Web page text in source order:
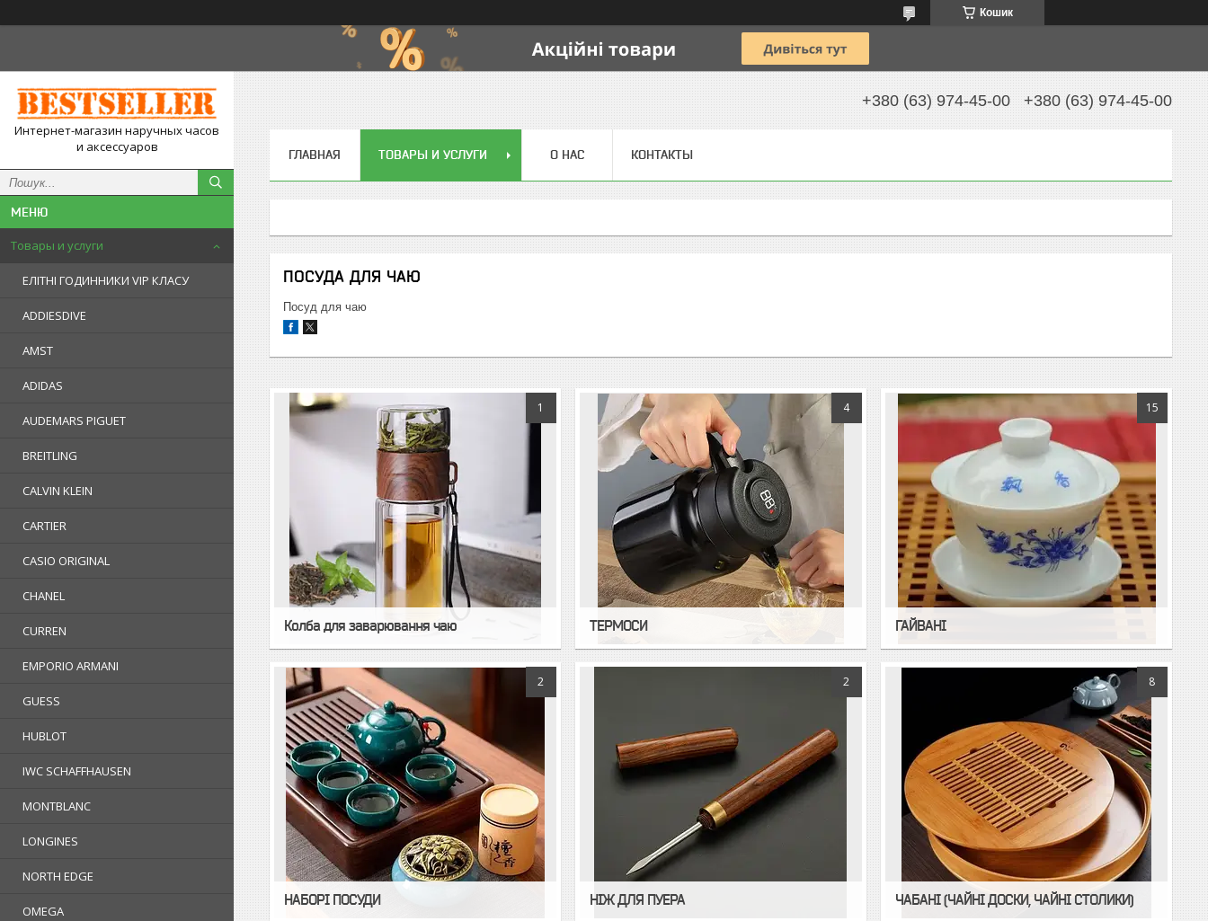
Кошик
Интернет-магазин наручных часов
и аксессуаров
Товары и услуги
ЕЛІТНІ ГОДИННИКИ VIP КЛАСУ
ADDIESDIVE
AMST
ADIDAS
AUDEMARS PIGUET
BREITLING
CALVIN KLEIN
CARTIER
CASIO ORIGINAL
CHANEL
CURREN
EMPORIO ARMANI
GUESS
HUBLOT
IWC SCHAFFHAUSEN
MONTBLANC
LONGINES
NORTH EDGE
OMEGA
+380 (63) 974-45-00 +380 (63) 974-45-00
ГЛАВНАЯ ТОВАРЫ И УСЛУГИ О НАС КОНТАКТЫ
ПОСУДА ДЛЯ ЧАЮ
Посуд для чаю
1
Колба для заварювання чаю
4
ТЕРМОСИ
15
ГАЙВАНІ
2
НАБОРІ ПОСУДИ
2
НІЖ ДЛЯ ПУЕРА
8
ЧАБАНІ (ЧАЙНІ ДОСКИ, ЧАЙНІ СТОЛИКИ)